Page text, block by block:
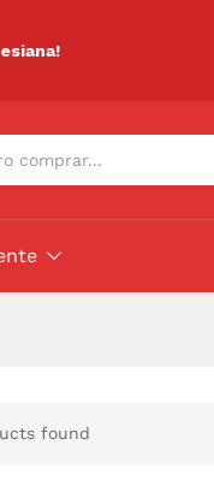
found